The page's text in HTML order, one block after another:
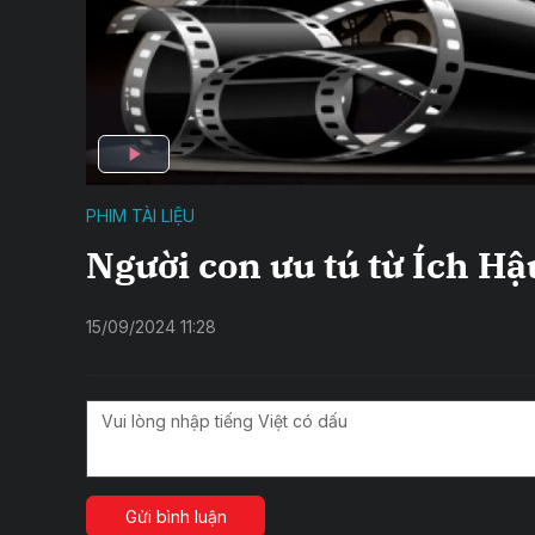
PHIM TÀI LIỆU
Người con ưu tú từ Ích
15/09/2024 11:28
Gửi bình luận